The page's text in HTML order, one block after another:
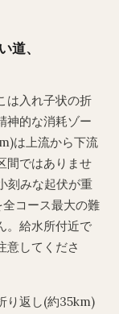
道、
は入れ子状の折
神的な消耗ゾー
は上流から下流
間ではありませ
刻みな起伏が重
コース最大の難
。給水所付近で
意してくださ
り返し(約35km)